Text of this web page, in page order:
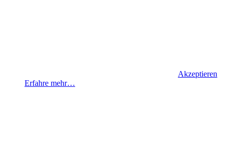
Akzeptieren
Erfahre mehr…